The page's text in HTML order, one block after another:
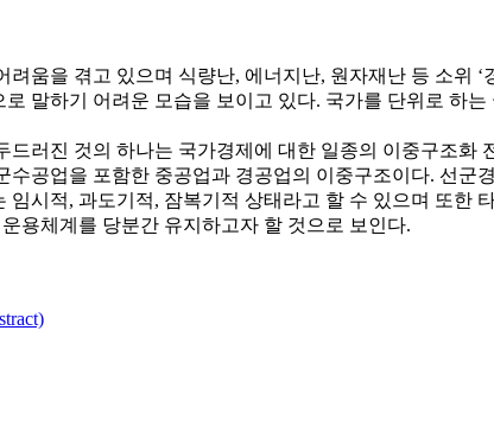
려움을 겪고 있으며 식량난, 에너지난, 원자재난 등 소위
말하기 어려운 모습을 보이고 있다. 국가를 단위로 하
드러진 것의 하나는 국가경제에 대한 일종의 이중구조
수공업을 포함한 중공업과 경공업의 이중구조이다. 선
임시적, 과도기적, 잠복기적 상태라고 할 수 있으며 또한
용체계를 당분간 유지하고자 할 것으로 보인다.